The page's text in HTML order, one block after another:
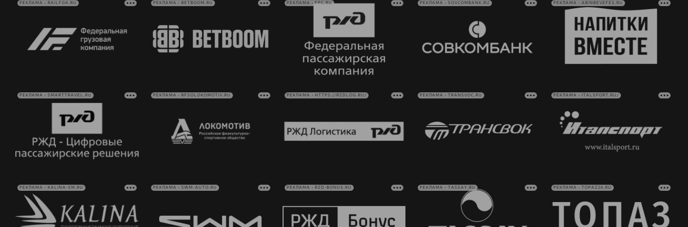
РЕКЛАМА • RAILFGK.RU РЕКЛАМА • BETBOOM.RU РЕКЛАМА • FPC.RU РЕКЛАМА • SOVCOMBANK.RU РЕКЛАМА • ABINBEVEFES.RU
РЕКЛАМА • SMARTTRAVEL.RU РЕКЛАМА • RFSOLOKOMOTIV.RU РЕКЛАМА • HTTPS://RZDLOG.RU/ РЕКЛАМА • TRANSVOC.RU РЕКЛАМА • ITALSPORT.RU/
РЕКЛАМА • KALINA-SM.RU РЕКЛАМА • SWM-AUTO.RU РЕКЛАМА • RZD-BONUS.RU РЕКЛАМА • TASSAY.RU РЕКЛАМА • TOPAZ24.RU